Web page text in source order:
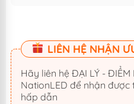
LIÊN HỆ NHẬN
Hãy liên hệ ĐẠI LÝ - ĐIỂM
NationLED để nhận được
hấp dẫn